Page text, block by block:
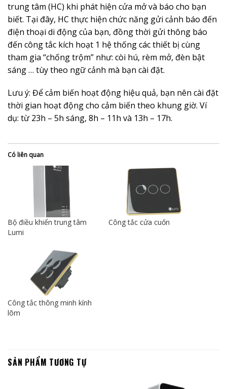
trung tâm (HC) khi phát hiện cửa mở và báo cho bạn
biết. Tại đây, HC thực hiện chức năng gửi cảnh báo đến
điện thoại di động của bạn, đồng thời gửi thông báo
đến công tắc kích hoạt 1 hệ thống các thiết bị cùng
tham gia “chống trộm” như: còi hú, rèm mở, đèn bật
sáng … tùy theo ngữ cảnh mà bạn cài đặt.
Lưu ý: Để cảm biến hoạt động hiệu quả, bạn nên cài đặt
thời gian hoạt động cho cảm biến theo khung giờ. Ví
dụ: từ 23h – 5h sáng, 8h – 11h và 13h – 17h.
Có liên quan
Bộ điều khiển trung tâm
Lumi
Công tắc cửa cuốn
Công tắc thông minh kính
lõm
SẢN PHẨM TƯƠNG TỰ